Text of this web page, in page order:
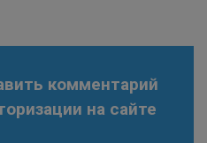
комментарий
на сайте